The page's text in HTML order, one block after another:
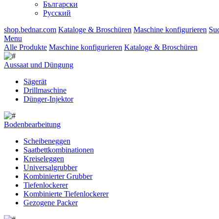
Български
Русский
shop.bednar.com Kataloge & Broschüren Maschine konfigurieren
Menu
Alle Produkte Maschine konfigurieren Kataloge & Broschüren
Aussaat und Düngung
Sägerät
Drillmaschine
Dünger-Injektor
Bodenbearbeitung
Scheibeneggen
Saatbettkombinationen
Kreiseleggen
Universalgrubber
Kombinierter Grubber
Tiefenlockerer
Kombinierte Tiefenlockerer
Gezogene Packer